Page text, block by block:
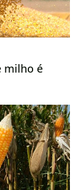
milho é